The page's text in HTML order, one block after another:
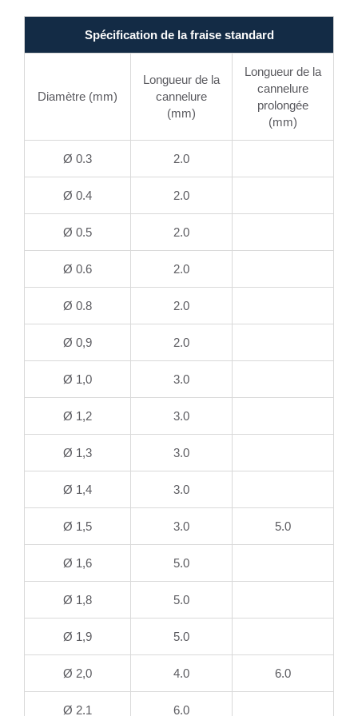
Spécification de la fraise standard
Diamètre (mm)
Longueur de la
cannelure
(mm)
Longueur de la
cannelure
prolongée
(mm)
Ø 0.3 2.0
Ø 0.4 2.0
Ø 0.5 2.0
Ø 0.6 2.0
Ø 0.8 2.0
Ø 0,9 2.0
Ø 1,0 3.0
Ø 1,2 3.0
Ø 1,3 3.0
Ø 1,4 3.0
Ø 1,5 3.0 5.0
Ø 1,6 5.0
Ø 1,8 5.0
Ø 1,9 5.0
Ø 2,0 4.0 6.0
Ø 2.1 6.0